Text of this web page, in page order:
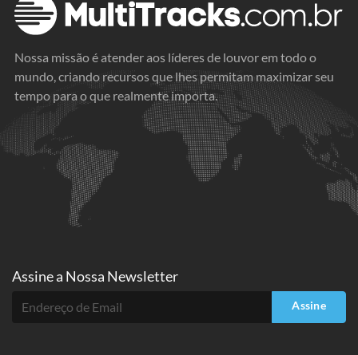
Nossa missão é atender aos líderes de louvor em todo o
mundo, criando recursos que lhes permitam maximizar seu
tempo para o que realmente importa.
Assine a Nossa Newsletter
Assine